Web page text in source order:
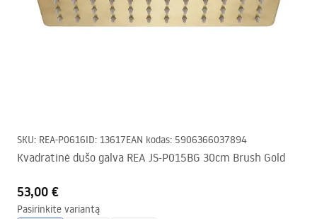
SKU: REA-P0616ID: 13617EAN kodas: 5906366037894
Kvadratinė dušo galva REA JS-P015BG 30cm Brush Gold
53,00 €
Pasirinkite variantą